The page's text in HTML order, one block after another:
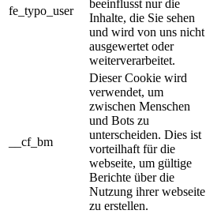
fe_typo_user
beeinflusst nur die
Inhalte, die Sie sehen
und wird von uns nicht
ausgewertet oder
weiterverarbeitet.
__cf_bm
Dieser Cookie wird
verwendet, um
zwischen Menschen
und Bots zu
unterscheiden. Dies ist
vorteilhaft für die
webseite, um gültige
Berichte über die
Nutzung ihrer webseite
zu erstellen.